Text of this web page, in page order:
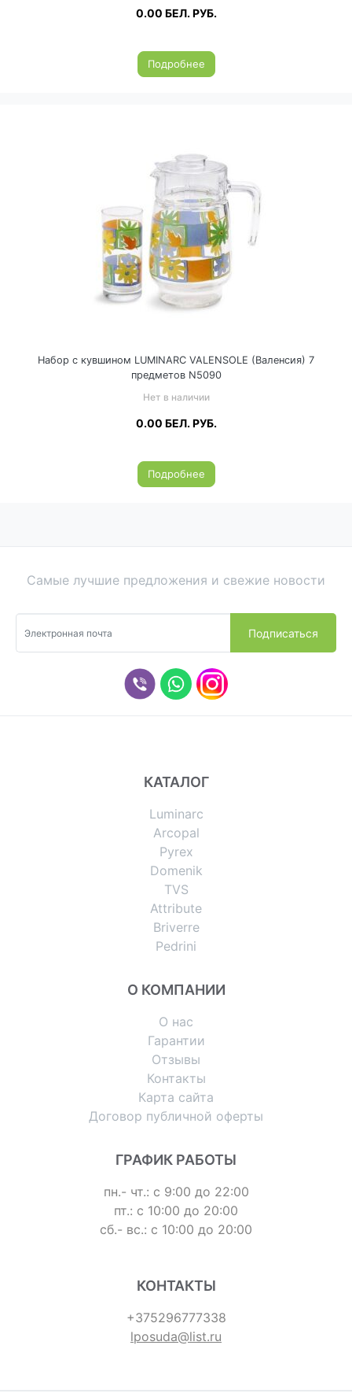
0.00 БЕЛ. РУБ.
Подробнее
Набор с кувшином LUMINARC VALENSOLE (Валенсия) 7
предметов N5090
Нет в наличии
0.00 БЕЛ. РУБ.
Подробнее
Самые лучшие предложения и свежие новости
КАТАЛОГ
Luminarc
Arcopal
Pyrex
Domenik
TVS
Attribute
Briverre
Pedrini
О КОМПАНИИ
О нас
Гарантии
Отзывы
Контакты
Карта сайта
Договор публичной оферты
ГРАФИК РАБОТЫ
пн.- чт.: с 9:00 до 22:00
пт.: с 10:00 до 20:00
сб.- вс.: с 10:00 до 20:00
КОНТАКТЫ
+375296777338
lposuda@list.ru